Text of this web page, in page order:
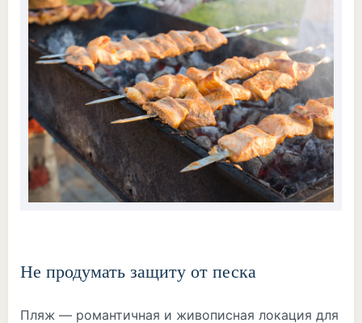
Не продумать защиту от песка
Пляж — романтичная и живописная локация для